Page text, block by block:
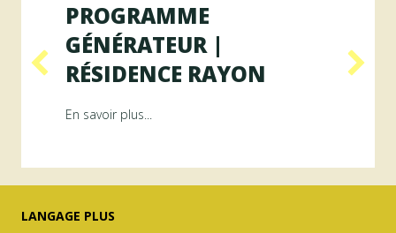
ArAMiS
PROGRAMME
GÉNÉRATEUR |
RÉSIDENCE RAYON
En savoir plus...
LANGAGE PLUS